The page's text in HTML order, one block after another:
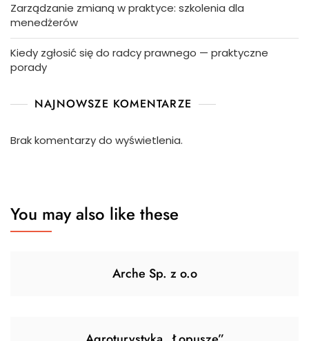
Zarządzanie zmianą w praktyce: szkolenia dla
menedżerów
Kiedy zgłosić się do radcy prawnego — praktyczne
porady
NAJNOWSZE KOMENTARZE
Brak komentarzy do wyświetlenia.
You may also like these
Arche Sp. z o.o